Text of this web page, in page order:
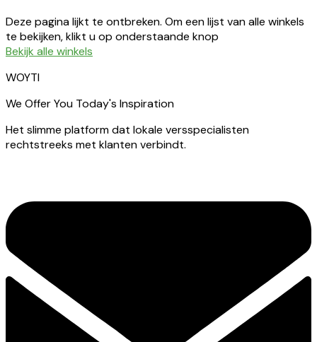
Deze pagina lijkt te ontbreken. Om een lijst van alle winkels
te bekijken, klikt u op onderstaande knop
Bekijk alle winkels
WOYTI
We Offer You Today's Inspiration
Het slimme platform dat lokale versspecialisten
rechtstreeks met klanten verbindt.